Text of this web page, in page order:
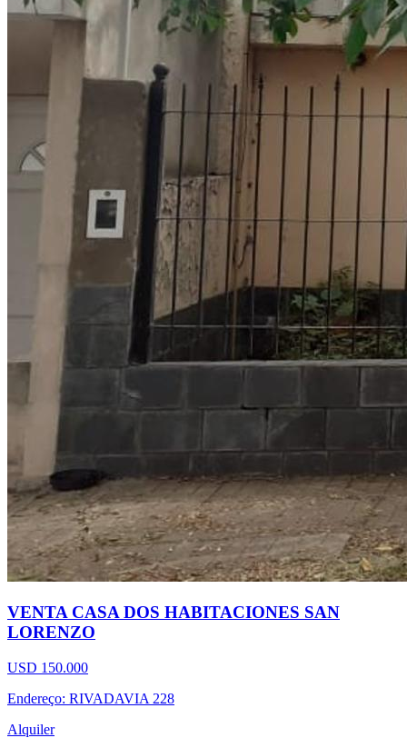
VENTA CASA DOS HABITACIONES SAN
LORENZO
USD 150.000
Endereço: RIVADAVIA 228
Alquiler